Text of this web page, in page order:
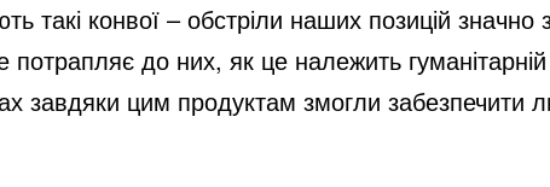
такі конвої – обстріли наших позицій
потрапляє до них, як це належить
завдяки цим продуктам змогли забезпечити